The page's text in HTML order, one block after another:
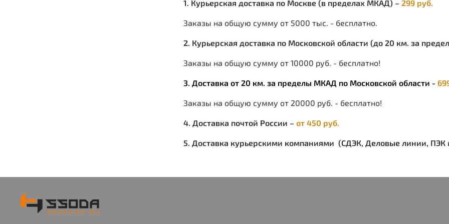
на
1. Курьерская доставка по Москве (в пределах МКАД) – 299 руб.
Заказы на общую сумму от 5000 тыс. - бесплатно.
2. Курьерская доставка по Московской области (до 20 км. за
Заказы на общую сумму от 10000 руб. - бесплатно!
3. Доставка от 20 км. за пределы МКАД по Московской области -
Заказы на общую сумму от 20000 руб. - бесплатно!
4. Доставка почтой России – от 450 руб.
5. Доставка курьерскими компаниями (СДЭК, Деловые линии, ПЭК